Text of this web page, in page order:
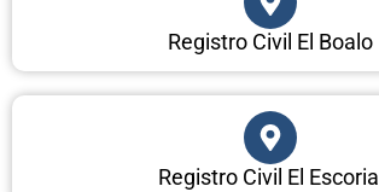
Registro Civil El Boalo
Registro Civil El Escorial